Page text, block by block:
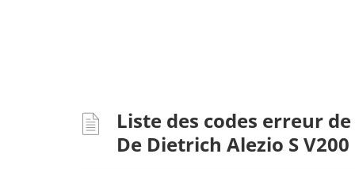
Liste des codes erreur
De Dietrich Alezio S V200